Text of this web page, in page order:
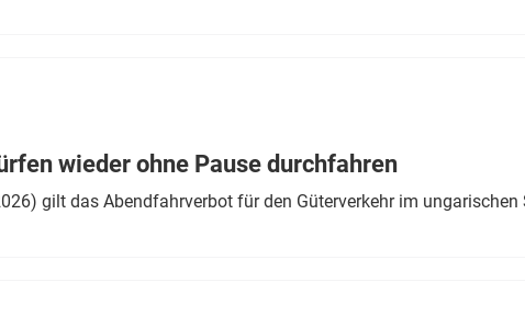
wieder ohne Pause durchfahren
gilt das Abendfahrverbot für den Güterverkehr im ungarischen